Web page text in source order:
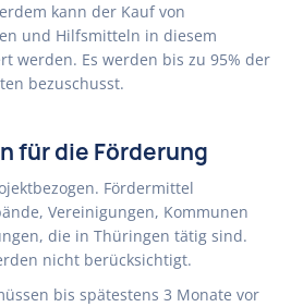
kann der Kauf von
und Hilfsmitteln in diesem
werden. Es werden bis zu 95% der
bezuschusst.
für die Förderung
Fördermittel
Vereinigungen, Kommunen
die in Thüringen tätig sind.
nicht berücksichtigt.
bis spätestens 3 Monate vor